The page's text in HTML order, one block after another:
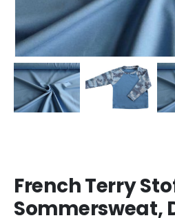
French Terry
Sommersweat,